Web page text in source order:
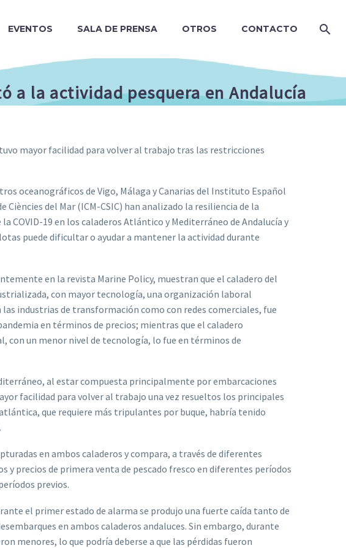
EVENTOS SALA DE PRENSA OTROS CONTACTO
a la actividad pesquera en Andalucía
mayor facilidad para volver al trabajo tras las restricciones
oceanográficos de Vigo, Málaga y Canarias del Instituto Español
Ciències del Mar (ICM-CSIC) han analizado la resiliencia de la
COVID-19 en los caladeros Atlántico y Mediterráneo de Andalucía y
puede dificultar o ayudar a mantener la actividad durante
en la revista Marine Policy, muestran que el caladero del
con mayor tecnología, una organización laboral
industrias de transformación como con redes comerciales, fue
en términos de precios; mientras que el caladero
con un menor nivel de tecnología, lo fue en términos de
al estar compuesta principalmente por embarcaciones
facilidad para volver al trabajo una vez resueltos los principales
que requiere más tripulantes por buque, habría tenido
en ambos caladeros y compara, a través de diferentes
y precios de primera venta de pescado fresco en diferentes períodos
previos.
el primer estado de alarma se produjo una fuerte caída tanto de
en ambos caladeros andaluces. Sin embargo, durante
menores, lo que podría deberse a que las pérdidas fueron